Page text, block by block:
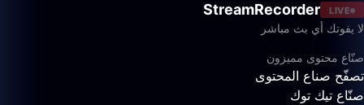
LIVE
StreamRecorder
لا يفوتك أي بث مباشر
صنّاع محتوى مميزون
تصفّح صناع المحتوى
صنّاع تيك توك